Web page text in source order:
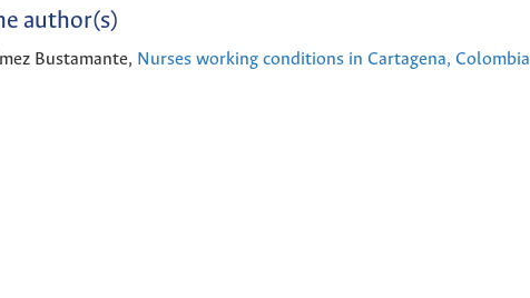
author(s)
Bustamante, Nurses working conditions in Cartagena, Colombia